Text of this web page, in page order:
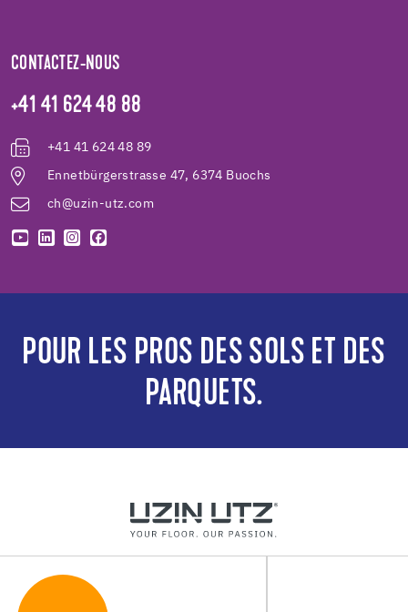
CONTACTEZ-NOUS
+41 41 624 48 88
+41 41 624 48 89
Ennetbürgerstrasse 47, 6374 Buochs
ch@uzin-utz.com
POUR LES PROS DES SOLS ET DES
PARQUETS.